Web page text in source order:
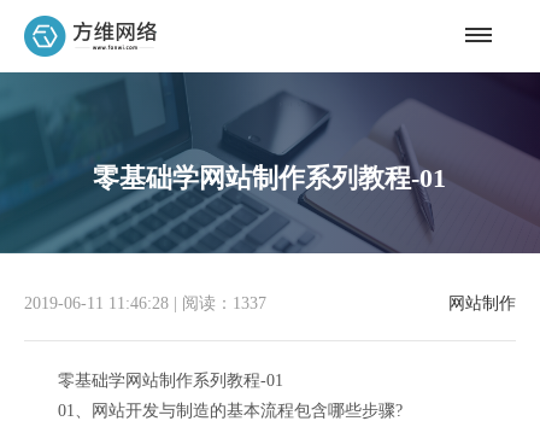
零基础学网站制作系列教程-01
网站制作
2019-06-11 11:46:28 阅读：1337
零基础学网站制作系列教程-01
01、网站开发与制造的基本流程包含哪些步骤?